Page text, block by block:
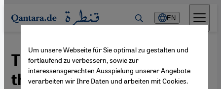
Direkt zum Inhalt springen
EN
The hajj 2019: Pilgrims in
their millions
Um unsere Webseite für Sie optimal zu gestalten und
fortlaufend zu verbessern, sowie zur
interessensgerechten Ausspielung unserer Angebote
verarbeiten wir Ihre Daten und arbeiten mit Cookies.